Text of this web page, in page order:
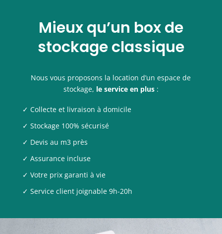
Mieux qu’un box de
stockage classique
Nous vous proposons la location d’un espace de
stockage, le service en plus:
✓ Collecte et livraison à domicile
✓ Stockage 100% sécurisé
✓ Devis au m3 près
✓ Assurance incluse
✓ Votre prix garanti à vie
✓ Service client joignable 9h-20h